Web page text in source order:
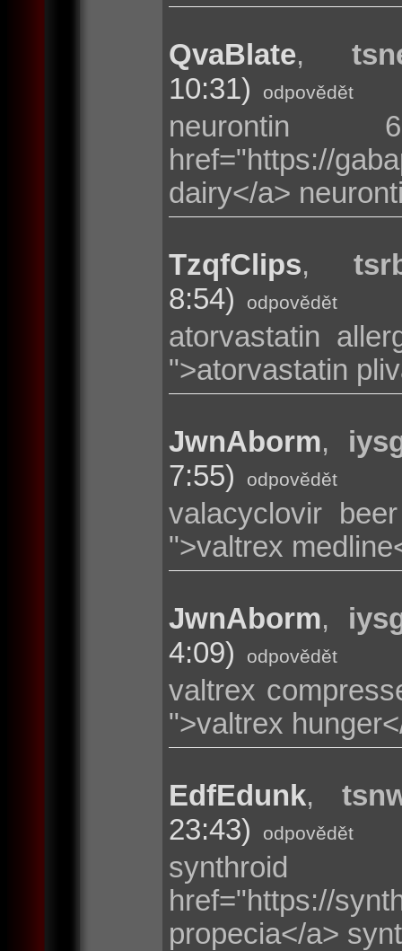
QvaBlate,
10:31)
odpovědět
neurontin
href="https://
dairy</a>
TzqfClips,
8:54)
odpovědět
atorvastatin
">atorvastatin
JwnAborm,
7:55)
odpovědět
valacyclovir
">valtrex
JwnAborm,
4:09)
odpovědět
valtrex
">valtrex
EdfEdunk,
23:43)
odpovědět
href="https://
propecia</a>